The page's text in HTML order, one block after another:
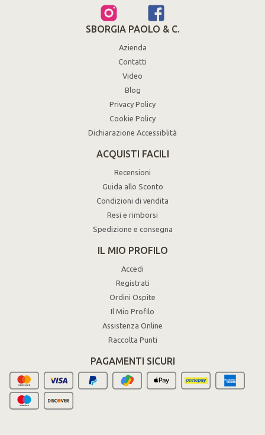
SBORGIA PAOLO & C.
Azienda
Contatti
Video
Blog
Privacy Policy
Cookie Policy
Dichiarazione Accessiblità
ACQUISTI FACILI
Recensioni
Guida allo Sconto
Condizioni di vendita
Resi e rimborsi
Spedizione e consegna
IL MIO PROFILO
Accedi
Registrati
Ordini Ospite
Il Mio Profilo
Assistenza Online
Raccolta Punti
PAGAMENTI SICURI